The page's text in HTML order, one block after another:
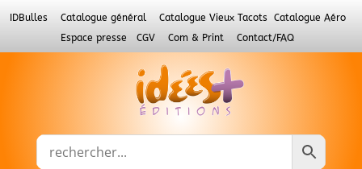
IDBulles Catalogue général Catalogue Vieux Tacots
Catalogue Aéro
Espace presseCGV Com & Print Contact/FAQ